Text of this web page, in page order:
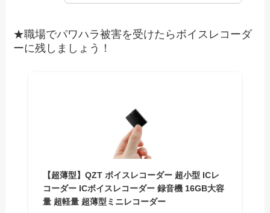
★職場でパワハラ被害を受けたらボイスレコーダ
ーに残しましょう！
【超薄型】QZT ボイスレコーダー 超小型 ICレ
コーダー ICボイスレコーダー 録音機 16GB大容
量 超軽量 超薄型ミニレコーダー